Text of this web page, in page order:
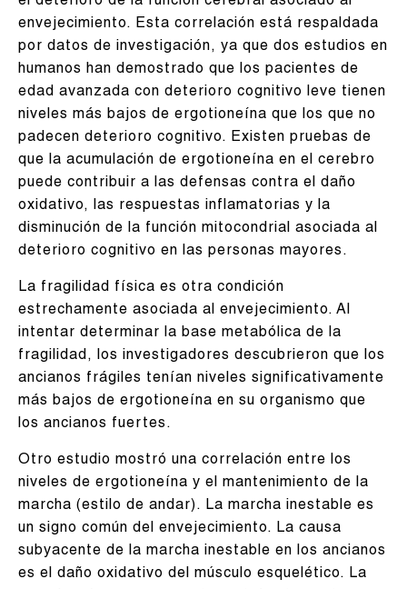
envejecimiento. Esta correlación está respaldada
por datos de investigación, ya que dos estudios en
humanos han demostrado que los pacientes de
edad avanzada con deterioro cognitivo leve tienen
niveles más bajos de ergotioneína que los que no
padecen deterioro cognitivo. Existen pruebas de
que la acumulación de ergotioneína en el cerebro
puede contribuir a las defensas contra el daño
oxidativo, las respuestas inflamatorias y la
disminución de la función mitocondrial asociada al
deterioro cognitivo en las personas mayores.
La fragilidad física es otra condición
estrechamente asociada al envejecimiento. Al
intentar determinar la base metabólica de la
fragilidad, los investigadores descubrieron que los
ancianos frágiles tenían niveles significativamente
más bajos de ergotioneína en su organismo que
los ancianos fuertes.
Otro estudio mostró una correlación entre los
niveles de ergotioneína y el mantenimiento de la
marcha (estilo de andar). La marcha inestable es
un signo común del envejecimiento. La causa
subyacente de la marcha inestable en los ancianos
es el daño oxidativo del músculo esquelético. La